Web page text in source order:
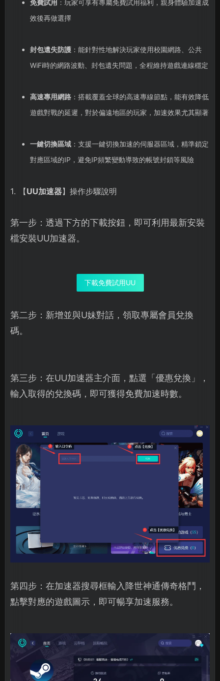
免費試用 ：玩家可享有專屬免費試用福利，親身體驗加速成
效後再做選擇
封包遺失防護：能針對性地解決玩家使用校園網路、公共
WiFi時的網路波動、封包遺失問題，全程維持遊戲連線穩定
高速專用網路：搭載覆蓋全球的高速專線節點，能有效降低
遊戲對戰的延遲，對於偏遠地區的玩家，加速效果尤其顯著
一鍵切換區域：支援一鍵切換加速的伺服器區域，精準鎖定
對應區域的IP，避免IP頻繁變動導致的帳號封鎖等風險
1. 【UU加速器】操作步驟說明
第一步：透過下方的下載按鈕，即可利用最新安裝
檔安裝UU加速器。
下載免費試用UU
第二步：新增並與U妹對話，領取專屬會員兌換
碼。
第三步：在UU加速器主介面，點選「優惠兌換」，
輸入取得的兌換碼，即可獲得免費加速時數。
第四步：在加速器搜尋框輸入降世神通傳奇格鬥，
點擊對應的遊戲圖示，即可暢享加速服務。